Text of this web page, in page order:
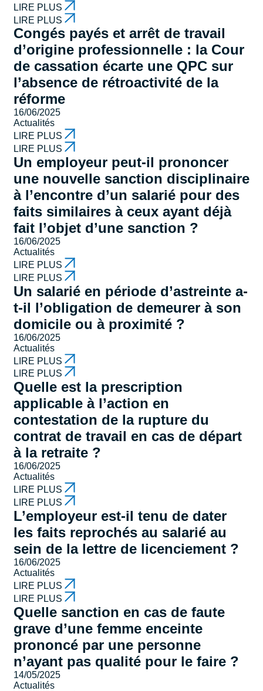
LIRE PLUS
LIRE PLUS
Congés payés et arrêt de travail
d’origine professionnelle : la Cour
de cassation écarte une QPC sur
l’absence de rétroactivité de la
réforme
16/06/2025
Actualités
LIRE PLUS
LIRE PLUS
Un employeur peut-il prononcer
une nouvelle sanction disciplinaire
à l’encontre d’un salarié pour des
faits similaires à ceux ayant déjà
fait l’objet d’une sanction ?
16/06/2025
Actualités
LIRE PLUS
LIRE PLUS
Un salarié en période d’astreinte a-
t-il l’obligation de demeurer à son
domicile ou à proximité ?
16/06/2025
Actualités
LIRE PLUS
LIRE PLUS
Quelle est la prescription
applicable à l’action en
contestation de la rupture du
contrat de travail en cas de départ
à la retraite ?
16/06/2025
Actualités
LIRE PLUS
LIRE PLUS
L’employeur est-il tenu de dater
les faits reprochés au salarié au
sein de la lettre de licenciement ?
16/06/2025
Actualités
LIRE PLUS
LIRE PLUS
Quelle sanction en cas de faute
grave d’une femme enceinte
prononcé par une personne
n’ayant pas qualité pour le faire ?
14/05/2025
Actualités